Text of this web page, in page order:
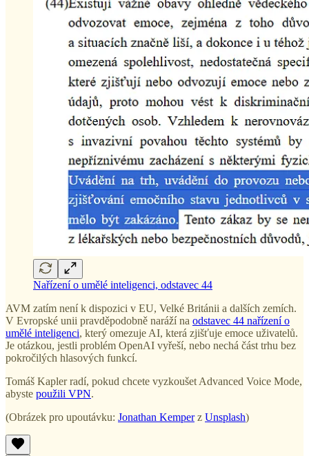
Nařízení o umělé inteligenci, odstavec 44
AVM zatím není k dispozici v EU, Velké Británii a dalších zemích.
V Evropské unii pravděpodobně naráží na odstavec 44 nařízení o
umělé inteligenci, který omezuje AI, která zjišťuje emoce uživatelů.
Je otázkou, jestli problém OpenAI vyřeší, nebo nechá část trhu bez
pokročilých hlasových funkcí.
Tomáš Kapler radí, pokud chcete vyzkoušet Advanced Voice Mode,
abyste použili VPN.
(Obrázek pro upoutávku: Jonathan Kemperz Unsplash)